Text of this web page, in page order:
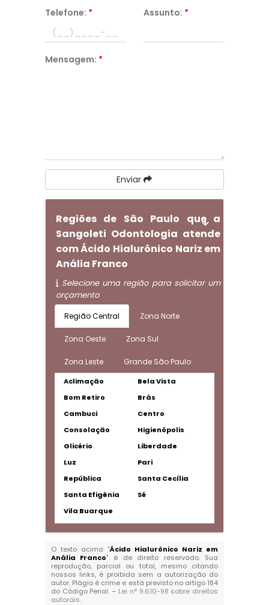
Telefone: * Assunto: *
Mensagem: *
Enviar
Regiões de São Paulo que a
Sangoleti Odontologia atende
com Ácido Hialurônico Nariz em
Anália Franco
Selecione uma região para solicitar um
orçamento
Região Central Zona Norte
Zona Oeste Zona Sul
Zona Leste Grande São Paulo
Aclimação
Bela Vista
Bom Retiro
Brás
Cambuci
Centro
Consolação
Higienópolis
Glicério
Liberdade
Luz
Pari
República
Santa Cecília
Santa Efigênia
Sé
Vila Buarque
O texto acima "Ácido Hialurônico Nariz em
Anália Franco" é de direito reservado. Sua
reprodução, parcial ou total, mesmo citando
nossos links, é proibida sem a autorização do
autor. Plágio é crime e está previsto no artigo 184
do Código Penal. – Lei n° 9.610-98 sobre direitos
autorais.